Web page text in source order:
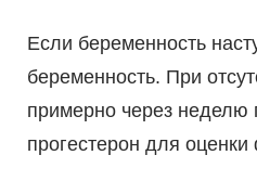
Если беременность
беременность. При
примерно через неделю
прогестерон для